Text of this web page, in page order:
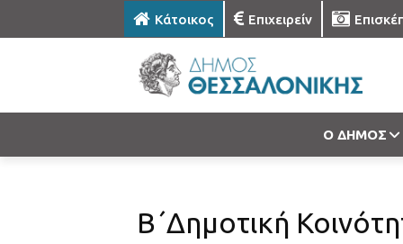
Κάτοικος Επιχειρείν
Ο ΔΗΜΟΣ
Β΄Δημοτική